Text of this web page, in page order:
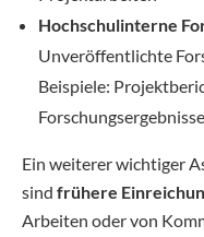
Hochschulinterne
Unveröffentlichte
Beispiele:
Forschungsergebnisse
Ein weiterer wichtiger
sind frühere
Arbeiten oder von